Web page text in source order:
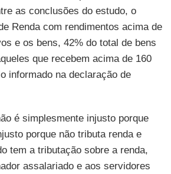
as conclusões do estudo, o
Renda com rendimentos acima de
e os bens, 42% do total de bens
que recebem acima de 160
informado na declaração de
é simplesmente injusto porque
porque não tributa renda e
tem a tributação sobre a renda,
assalariado e aos servidores